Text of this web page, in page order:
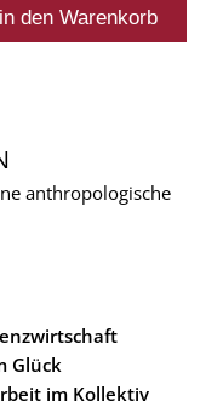
anthropologische
Glück
im Kollektiv